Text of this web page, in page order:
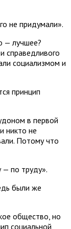
не придумали».
— лучшее?
справедливого
социализмом и
принцип
в первой
никто не
Потому что
по труду».
были же
общество, но
социальной